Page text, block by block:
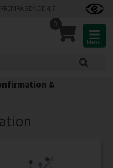
FREMRAGENDE 4,7
0
Menu
&